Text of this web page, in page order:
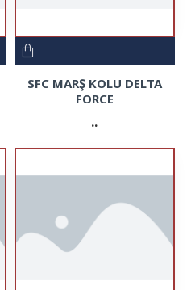
SFC MARŞ KOLU DELTA
FORCE
..